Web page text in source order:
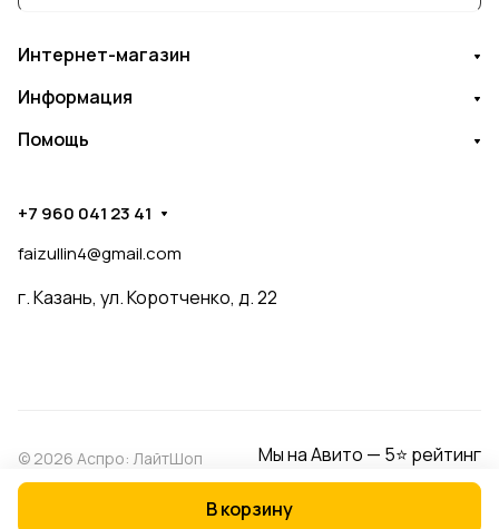
В корзину
Интернет-магазин
Информация
Помощь
+7 960 041 23 41
faizullin4@gmail.com
г. Казань, ул. Коротченко, д. 22
© 2026 Аспро: ЛайтШоп Мы на Авито — 5⭐ рейтинг
Оферта